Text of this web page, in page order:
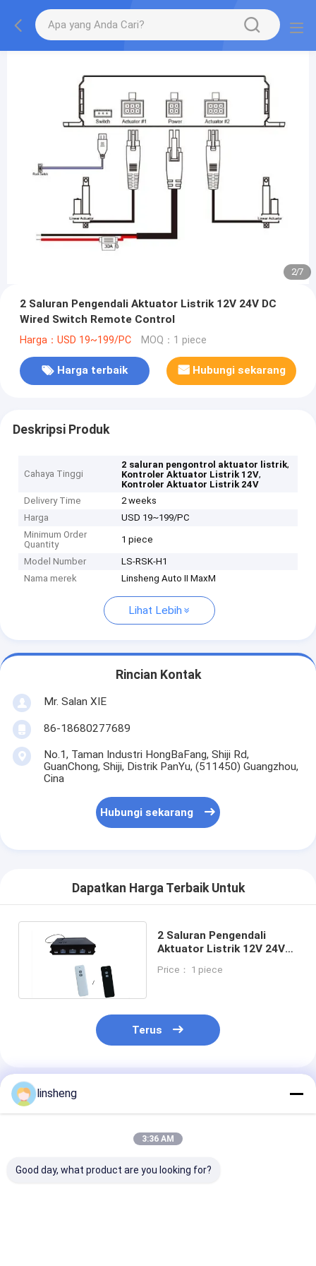
2/7
2 Saluran Pengendali Aktuator Listrik 12V 24V DC
Wired Switch Remote Control
Harga：USD 19~199/PC MOQ：1 piece
Harga terbaik Hubungi sekarang
Deskripsi Produk
Cahaya Tinggi
2 saluran pengontrol aktuator listrik,
Kontroler Aktuator Listrik 12V,
Kontroler Aktuator Listrik 24V
Delivery Time
2 weeks
Harga
USD 19~199/PC
Minimum Order
Quantity
1 piece
Model Number
LS-RSK-H1
Nama merek
Linsheng Auto II MaxM
Lihat Lebih
Rincian Kontak
Mr. Salan XIE
86-18680277689
No.1, Taman Industri HongBaFang, Shiji Rd,
GuanChong, Shiji, Distrik PanYu, (511450) Guangzhou,
Cina
Hubungi sekarang
Dapatkan Harga Terbaik Untuk
2 Saluran Pengendali
Aktuator Listrik 12V 24V
Control
Price： 1 piece
Terus
Rekomendasi Produk
linsheng
3:36 AM
Good day, what product are you looking for?